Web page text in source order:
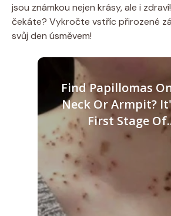
jsou známkou nejen krásy, ale i
čekáte? Vykročte vstříc přirozené
svůj den úsměvem!
Find Papillomas
Neck Or Armpit?
First Stage